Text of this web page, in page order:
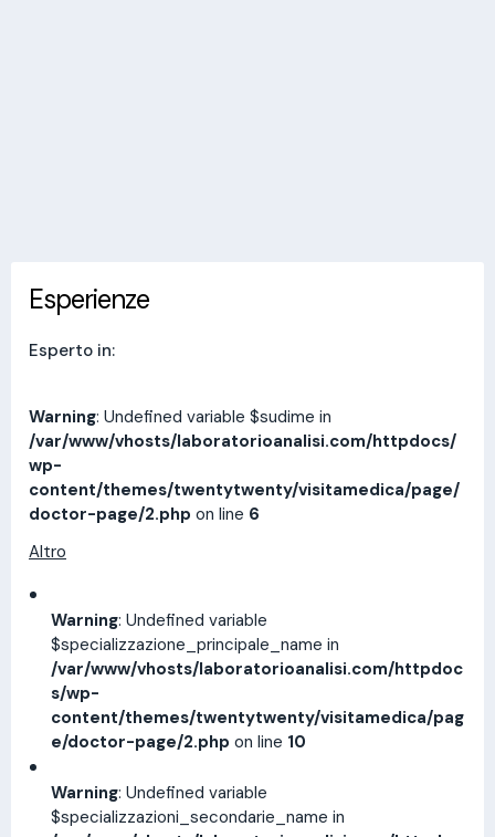
Esperienze
Esperto in:
Warning: Undefined variable $sudime in
/var/www/vhosts/laboratorioanalisi.com/httpdocs/
wp-
content/themes/twentytwenty/visitamedica/page/
doctor-page/2.php on line 6
Altro
Warning: Undefined variable
$specializzazione_principale_name in
/var/www/vhosts/laboratorioanalisi.com/httpdoc
s/wp-
content/themes/twentytwenty/visitamedica/pag
e/doctor-page/2.php on line 10
Warning: Undefined variable
$specializzazioni_secondarie_name in